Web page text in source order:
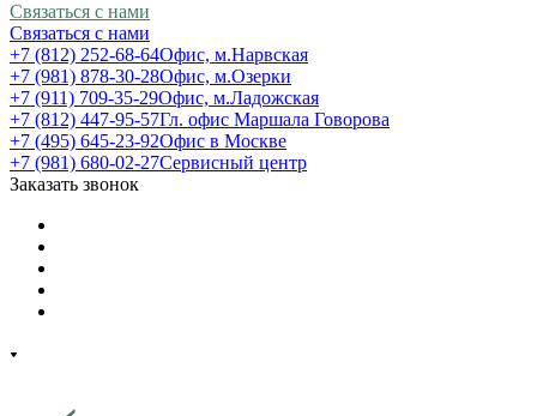
Связаться с нами
Связаться с нами
+7 (812) 252-68-64Офис, м.Нарвская
+7 (981) 878-30-28Офис, м.Озерки
+7 (911) 709-35-29Офис, м.Ладожская
+7 (812) 447-95-57Гл. офис Маршала Говорова
+7 (495) 645-23-92Офис в Москве
+7 (981) 680-02-27Сервисный центр
Заказать звонок